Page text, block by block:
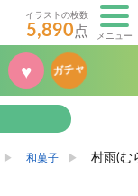
イラストの枚数
5,890点 メニュー
♥ ガチャ
和菓子 村雨(む